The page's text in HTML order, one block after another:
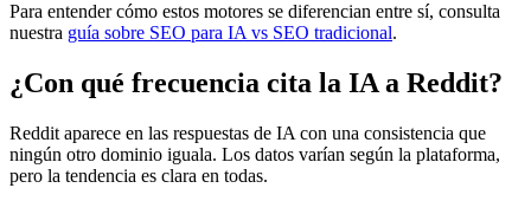
Para entender cómo estos motores se diferencian entre sí, consulta
nuestra guía sobre SEO para IA vs SEO tradicional.
¿Con qué frecuencia cita la IA a Reddit?
Reddit aparece en las respuestas de IA con una consistencia que
ningún otro dominio iguala. Los datos varían según la plataforma,
pero la tendencia es clara en todas.